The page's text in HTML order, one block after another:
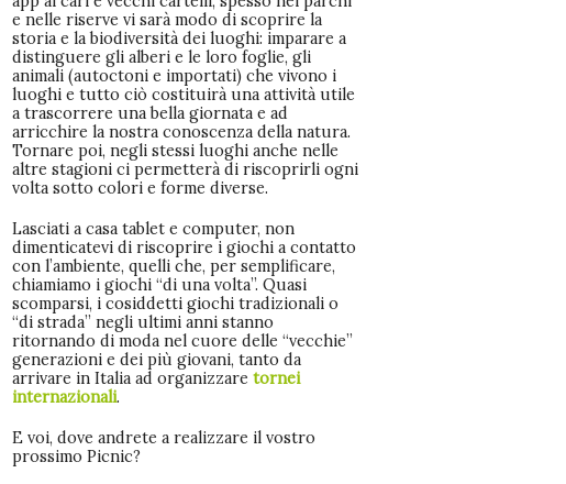
e nelle riserve vi sarà modo di scoprire la
storia e la biodiversità dei luoghi: imparare a
distinguere gli alberi e le loro foglie, gli
animali (autoctoni e importati) che vivono i
luoghi e tutto ciò costituirà una attività utile
a trascorrere una bella giornata e ad
arricchire la nostra conoscenza della natura.
Tornare poi, negli stessi luoghi anche nelle
altre stagioni ci permetterà di riscoprirli ogni
volta sotto colori e forme diverse.
Lasciati a casa tablet e computer, non
dimenticatevi di riscoprire i giochi a contatto
con l’ambiente, quelli che, per semplificare,
chiamiamo i giochi “di una volta”. Quasi
scomparsi, i cosiddetti giochi tradizionali o
“di strada” negli ultimi anni stanno
ritornando di moda nel cuore delle “vecchie”
generazioni e dei più giovani, tanto da
arrivare in Italia ad organizzaretornei
internazionali.
E voi, dove andrete a realizzare il vostro
prossimo Picnic?